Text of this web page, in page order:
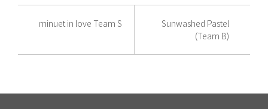
minuet in love Team S
Sunwashed Pastel
(Team B)